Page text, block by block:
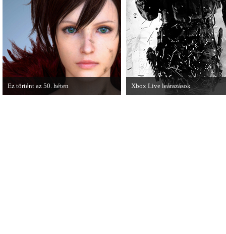
A PC Guru friss számában több oldalon
olvashatunk az új Tomb Raiderről,
mely cikkből most egy részletet online
is közzétettek.
Xbox Live leárazások
Ez történt az 50. héten